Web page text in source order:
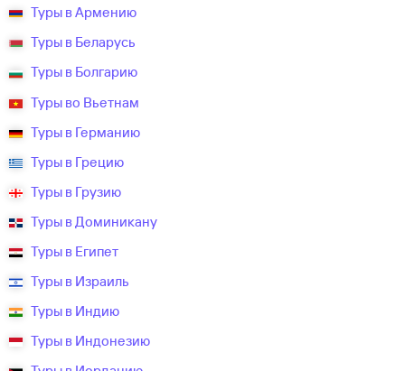
Туры в Армению
Туры в Беларусь
Туры в Болгарию
Туры во Вьетнам
Туры в Германию
Туры в Грецию
Туры в Грузию
Туры в Доминикану
Туры в Египет
Туры в Израиль
Туры в Индию
Туры в Индонезию